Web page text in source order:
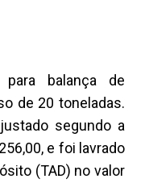
balança de
de 20 toneladas.
segundo a
e foi lavrado
(TAD) no valor